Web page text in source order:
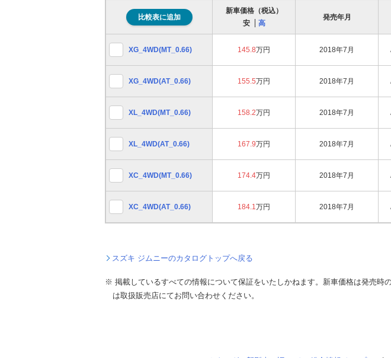
比較表に追加
新車価格（税込）
安
高
発売年月
XG_4WD(MT_0.66) 145.8万円 2018年7月
XG_4WD(AT_0.66) 155.5万円 2018年7月
XL_4WD(MT_0.66) 158.2万円 2018年7月
XL_4WD(AT_0.66) 167.9万円 2018年7月
XC_4WD(MT_0.66) 174.4万円 2018年7月
XC_4WD(AT_0.66) 184.1万円 2018年7月
スズキ ジムニーのカタログトップへ戻る
※ 掲載しているすべての情報について保証をいたしかねます。新車価格は発売
は取扱販売店にてお問い合わせください。